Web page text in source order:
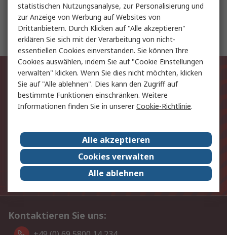
Natriumdampflampen
Exklusiv für Sie unsere neuesten
Produkte und Angebote
Anmelden
Die personenbezogenen Daten, die Sie uns bei
Anmeldung zur Verfügung stellen, werden gemäß der
Datenschutzerklärungverarbeitet.
Kontaktieren Sie uns:
statistischen Nutzungsanalyse, zur Personalisierung und
zur Anzeige von Werbung auf Websites von
Drittanbietern. Durch Klicken auf "Alle akzeptieren"
erklären Sie sich mit der Verarbeitung von nicht-
essentiellen Cookies einverstanden. Sie können Ihre
Cookies auswählen, indem Sie auf "Cookie Einstellungen
verwalten" klicken. Wenn Sie dies nicht möchten, klicken
Sie auf "Alle ablehnen". Dies kann den Zugriff auf
bestimmte Funktionen einschränken. Weitere
Informationen finden Sie in unsererCookie-Richtlinie.
Alle akzeptieren
Cookies verwalten
Alle ablehnen